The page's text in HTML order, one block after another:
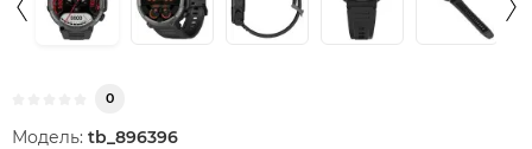
0
Модель: tb_896396